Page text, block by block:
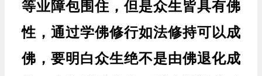
等业障包围住，但是众生皆具有佛
性，通过学佛修行如法修持可以成
佛，要明白众生绝不是由佛退化成